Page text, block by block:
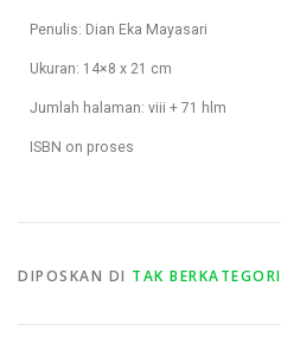
Penulis: Dian Eka Mayasari
Ukuran: 14×8 x 21 cm
Jumlah halaman: viii + 71 hlm
ISBN on proses
DIPOSKAN DI TAK BERKATEGORI